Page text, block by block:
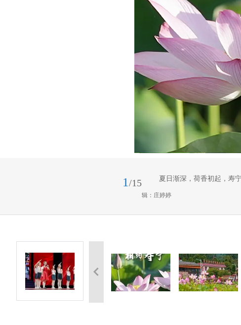
1 /15
夏日渐深，荷香初起，寿
逅寿宁夏日限定浪漫吧！
辑：庄婷婷